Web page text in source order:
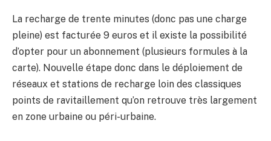
La recharge de trente minutes (donc pas une charge
pleine) est facturée 9 euros et il existe la possibilité
d’opter pour un abonnement (plusieurs formules à la
carte). Nouvelle étape donc dans le déploiement de
réseaux et stations de recharge loin des classiques
points de ravitaillement qu’on retrouve très largement
en zone urbaine ou péri-urbaine.